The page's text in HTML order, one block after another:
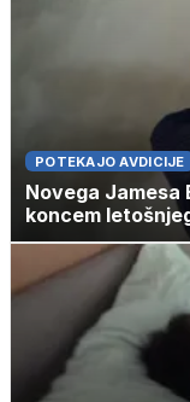
POTEKAJO AVDICIJE
Novega Jamesa
koncem